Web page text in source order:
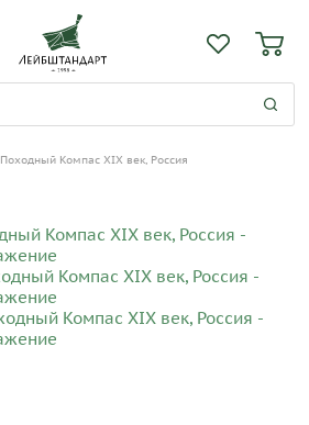
Походный Компас XIX век, Россия